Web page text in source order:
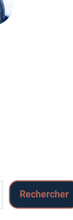
Rechercher